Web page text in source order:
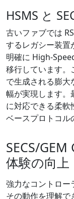
HSMS と
古いファブでは
するレガシー装置
明確に High-
移行しています
で生成される膨
幅が実現します。
に対応できる柔
ベースプロトコル
SECS/
体験の向上
強力なコントロー
その動作を理解